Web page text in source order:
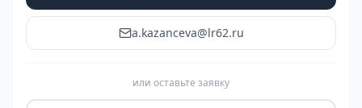
a.kazanceva@lr62.ru
или оставьте заявку